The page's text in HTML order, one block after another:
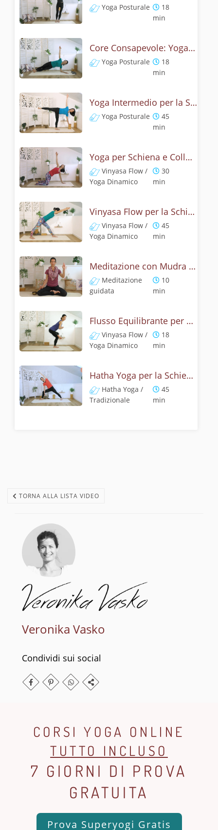
Yoga Posturale
18
min
Core Consapevole: Yoga per Addominali e Stabilità
Yoga Posturale
18
min
Yoga Intermedio per la Schiena: Approfondimento e Sfida
Yoga Posturale
45
min
Yoga per Schiena e Collo - Flusso Lento
Vinyasa Flow /
Yoga Dinamico
30
min
Vinyasa Flow per la Schiena: Fluidità e Movimento
Vinyasa Flow /
Yoga Dinamico
45
min
Meditazione con Mudra per Energizzare la Spina Dorsale
Meditazione
guidata
10
min
Flusso Equilibrante per Glutei e Schiena
Vinyasa Flow /
Yoga Dinamico
18
min
Hatha Yoga per la Schiena: Benessere e Rilassamento
Hatha Yoga /
Tradizionale
45
min
TORNA ALLA LISTA VIDEO
Veronika Vasko
Condividi sui social
CORSI YOGA ONLINE
TUTTO INCLUSO
7 GIORNI DI PROVA
GRATUITA
Prova Superyogi Gratis